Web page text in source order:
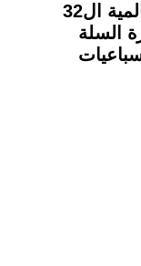
دورة الالعاب الاوليمبية الصيفية العالمية ال32
2021 نتائج كرة السلة